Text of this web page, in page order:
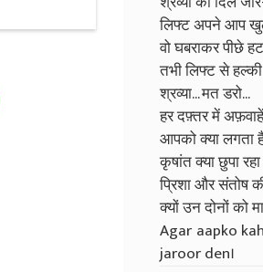
लिफ्ट अपने आप
वो घबराकर पीछे
तभी लिफ्ट से
श्रव्या... मत डरो...
हर दफ़्तर में
आपको क्या लगता
कृषांत क्या छुपा
प्रिशा और संतोष
क्यों उन दोनों को
Agar aapko
jaroor den।